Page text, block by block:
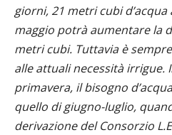
giorni, 21 metri cubi d’acqua
maggio potrà aumentare la
metri cubi. Tuttavia è
alle attuali necessità irrigue.
primavera, il bisogno
quello di giugno-luglio,
derivazione del Consorzio